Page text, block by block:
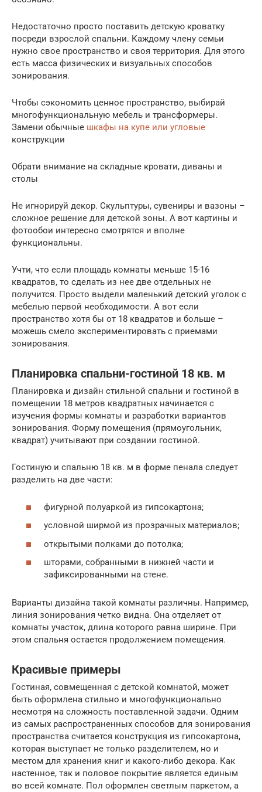
Недостаточно просто поставить детскую кроватку
посреди взрослой спальни. Каждому члену семьи
нужно свое пространство и своя территория. Для этого
есть масса физических и визуальных способов
зонирования.
Чтобы сэкономить ценное пространство, выбирай
многофункциональную мебель и трансформеры.
Замени обычные шкафы на купе или угловые
конструкции
Обрати внимание на складные кровати, диваны и
столы
Не игнорируй декор. Скульптуры, сувениры и вазоны –
сложное решение для детской зоны. А вот картины и
фотообои интересно смотрятся и вполне
функциональны.
Учти, что если площадь комнаты меньше 15-16
квадратов, то сделать из нее две отдельных не
получится. Просто выдели маленький детский уголок с
мебелью первой необходимости. А вот если
пространство хотя бы от 18 квадратов и больше –
можешь смело экспериментировать с приемами
зонирования.
Планировка спальни-гостиной 18 кв. м
Планировка и дизайн стильной спальни и гостиной в
помещении 18 метров квадратных начинается с
изучения формы комнаты и разработки вариантов
зонирования. Форму помещения (прямоугольник,
квадрат) учитывают при создании гостиной.
Гостиную и спальню 18 кв. м в форме пенала следует
разделить на две части:
фигурной полуаркой из гипсокартона;
условной ширмой из прозрачных материалов;
открытыми полками до потолка;
шторами, собранными в нижней части и
зафиксированными на стене.
Варианты дизайна такой комнаты различны. Например,
линия зонирования четко видна. Она отделяет от
комнаты участок, длина которого равна ширине. При
этом спальня остается продолжением помещения.
Красивые примеры
Гостиная, совмещенная с детской комнатой, может
быть оформлена стильно и многофункционально
несмотря на сложность поставленной задачи. Одним
из самых распространенных способов для зонирования
пространства считается конструкция из гипсокартона,
которая выступает не только разделителем, но и
местом для хранения книг и какого-либо декора. Как
настенное, так и половое покрытие является единым
во всей комнате. Пол оформлен светлым паркетом, а